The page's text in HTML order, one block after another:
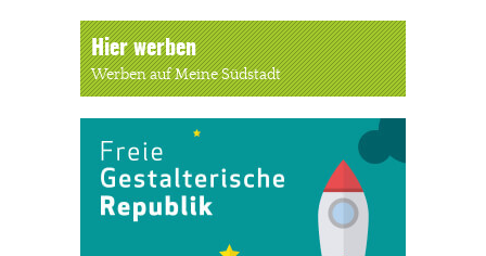
Hier werben
Werben auf Meine Südstadt